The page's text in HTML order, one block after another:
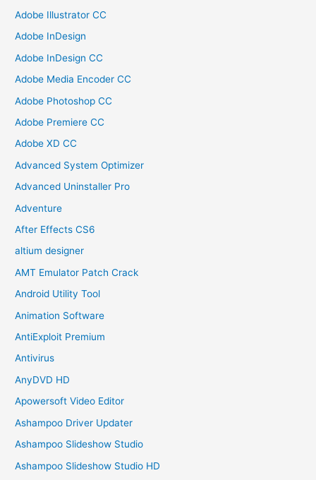
Adobe Illustrator CC
Adobe InDesign
Adobe InDesign CC
Adobe Media Encoder CC
Adobe Photoshop CC
Adobe Premiere CC
Adobe XD CC
Advanced System Optimizer
Advanced Uninstaller Pro
Adventure
After Effects CS6
altium designer
AMT Emulator Patch Crack
Android Utility Tool
Animation Software
AntiExploit Premium
Antivirus
AnyDVD HD
Apowersoft Video Editor
Ashampoo Driver Updater
Ashampoo Slideshow Studio
Ashampoo Slideshow Studio HD